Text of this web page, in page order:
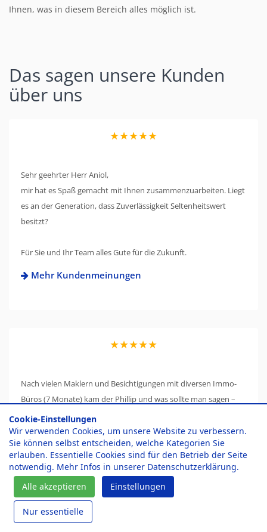
Ihnen, was in diesem Bereich alles möglich ist.
Das sagen unsere Kunden
über uns
★★★★★
Sehr geehrter Herr Aniol,
mir hat es Spaß gemacht mit Ihnen zusammenzuarbeiten. Liegt
es an der Generation, dass Zuverlässigkeit Seltenheitswert
besitzt?
Für Sie und Ihr Team alles Gute für die Zukunft.
Mehr Kundenmeinungen
★★★★★
Nach vielen Maklern und Besichtigungen mit diversen Immo-
Büros (7 Monate) kam der Phillip und was sollte man sagen –
ein Mensch mit persönlichen Auftreten. Man hatte nicht das
Gefühl hier irgendwie hinters Licht geführt zu werden. Eine TOP
Agentur und Philipp, ein seriöser Persönlichkeit mit Kompetenz!
Mehr Kundenmeinungen
Cookie-Einstellungen
Wir verwenden Cookies, um unsere Website zu verbessern.
Sie können selbst entscheiden, welche Kategorien Sie
erlauben. Essentielle Cookies sind für den Betrieb der Seite
notwendig. Mehr Infos in unserer Datenschutzerklärung.
Alle akzeptieren
Einstellungen
Nur essentielle